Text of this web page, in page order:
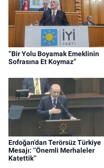
“Bir Yolu Boyamak Emeklinin
Sofrasına Et Koymaz”
Erdoğan’dan Terörsüz Türkiye
Mesajı: ‘‘Önemli Merhaleler
Katettik’’